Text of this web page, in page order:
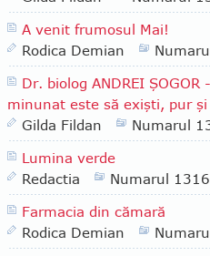
A venit frumosul Mai!
Rodica Demian
Dr. biolog ANDREI
minunat este să exişti, pur
Gilda Fildan
Numarul
Lumina verde
Redactia
Numarul 1316
Farmacia din cămară
Rodica Demian